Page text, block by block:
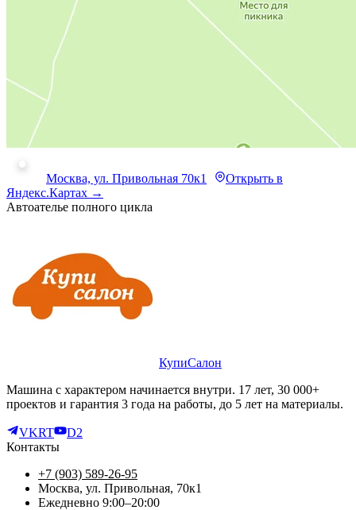
Москва, ул. Привольная 70к1
Открыть в
Яндекс.Картах →
Автоателье полного цикла
КупиСалон
Машина с характером начинается внутри. 17 лет, 30 000+
проектов и гарантия 3 года на работы, до 5 лет на материалы.
VKRT
D2
Контакты
+7 (903) 589-26-95
Москва, ул. Привольная, 70к1
Ежедневно 9:00–20:00